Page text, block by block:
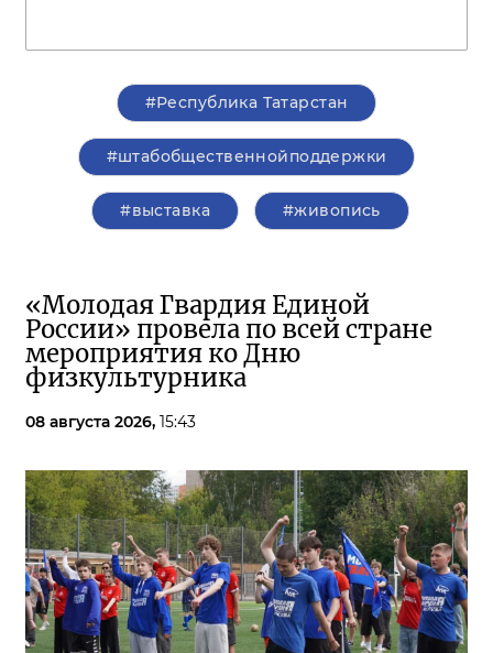
#Республика Татарстан
#штабобщественнойподдержки
#выставка #живопись
«Молодая Гвардия Единой
России» провела по всей стране
мероприятия ко Дню
физкультурника
08 августа 2026, 15:43